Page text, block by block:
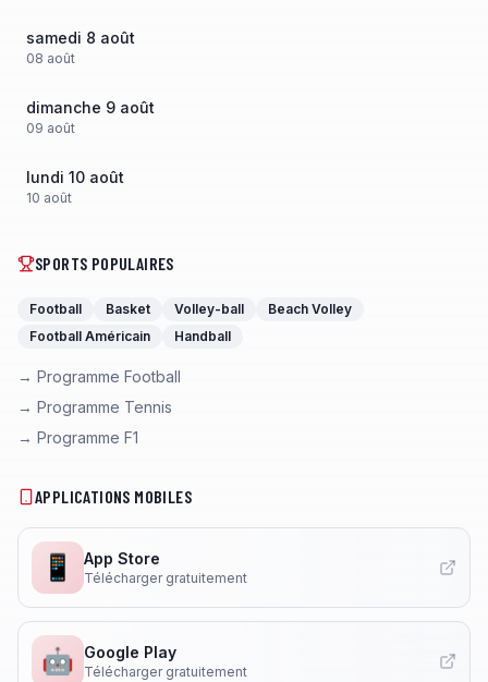
samedi 8 août
08 août
dimanche 9 août
09 août
lundi 10 août
10 août
SPORTS POPULAIRES
Football Basket Volley-ball
Beach Volley
Football Américain
Handball
→ Programme Football
→ Programme Tennis
→ Programme F1
APPLICATIONS MOBILES
📱 App Store
Télécharger gratuitement
🤖 Google Play
Télécharger gratuitement